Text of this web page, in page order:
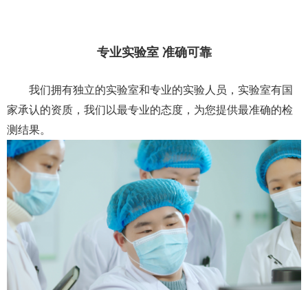
专业实验室 准确可靠
我们拥有独立的实验室和专业的实验人员，实验室有国
家承认的资质，我们以最专业的态度，为您提供最准确的检
测结果。